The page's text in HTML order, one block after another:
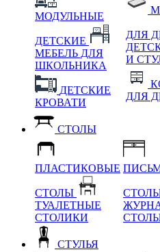
МОДУЛЬНЫЕ
ДЕТСКИЕ
МЕБЕЛЬ ДЛЯ
ШКОЛЬНИКА
ДЕТСКИЕ
КРОВАТИ
ДЛЯ
И
ДЛЯ
СТОЛЫ
ПЛАСТИКОВЫЕ
СТОЛЫ
ТУАЛЕТНЫЕ
СТОЛИКИ
СТУЛЬЯ